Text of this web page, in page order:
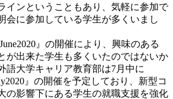
インということもあり、気軽に参加で
会に参加している学生が多くいまし
』の開催により、興味のある
が出来た学生も多くいたのではないか
語大学キャリア教育部は7月中に
』の開催を予定しており、新型コ
の影響下にある学生の就職支援を強化